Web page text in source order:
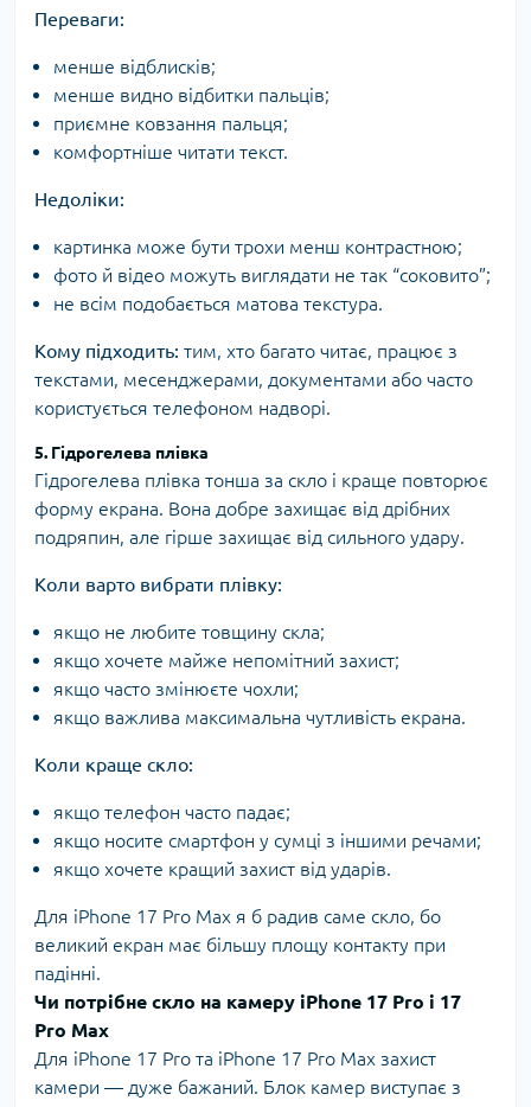
Переваги:
менше відблисків;
менше видно відбитки пальців;
приємне ковзання пальця;
комфортніше читати текст.
Недоліки:
картинка може бути трохи менш контрастною;
фото й відео можуть виглядати не так “соковито”;
не всім подобається матова текстура.
Кому підходить: тим, хто багато читає, працює з
текстами, месенджерами, документами або часто
користується телефоном надворі.
5. Гідрогелева плівка
Гідрогелева плівка тонша за скло і краще повторює
форму екрана. Вона добре захищає від дрібних
подряпин, але гірше захищає від сильного удару.
Коли варто вибрати плівку:
якщо не любите товщину скла;
якщо хочете майже непомітний захист;
якщо часто змінюєте чохли;
якщо важлива максимальна чутливість екрана.
Коли краще скло:
якщо телефон часто падає;
якщо носите смартфон у сумці з іншими речами;
якщо хочете кращий захист від ударів.
Для iPhone 17 Pro Max я б радив саме скло, бо
великий екран має більшу площу контакту при
падінні.
Чи потрібне скло на камеру iPhone 17 Pro і 17
Pro Max
Для iPhone 17 Pro та iPhone 17 Pro Max захист
камери — дуже бажаний. Блок камер виступає з